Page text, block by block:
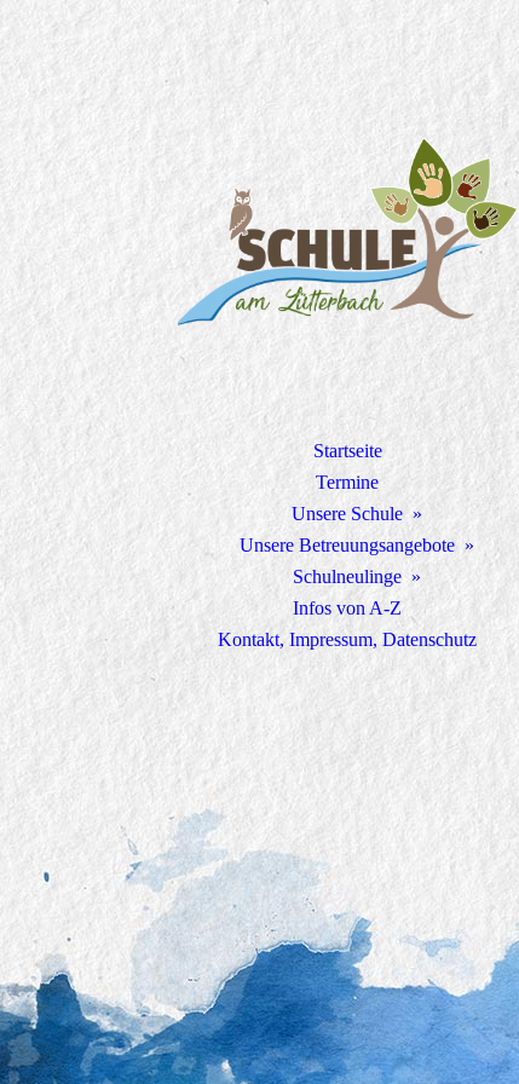
Startseite
Termine
Unsere Schule
Unsere Betreuungsangebote
Schulneulinge
Infos von A-Z
Kontakt, Impressum, Datenschutz